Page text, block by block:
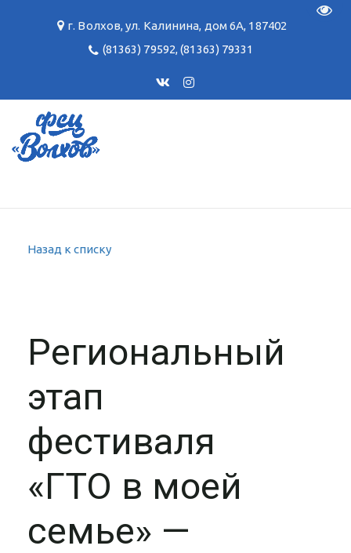
г. Волхов,ул. Калинина, дом 6А, 187402
(81363) 79592,(81363) 79331
Назад к списку
Региональный
этап
фестиваля
«ГТО в моей
семье» —